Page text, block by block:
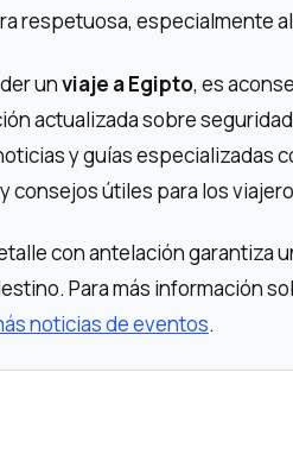
respetuosa, especialmente
unviaje a Egipto, es
actualizada sobre
y guías especializadas
consejos útiles para los
con antelación garantiza
Para más información
noticias de eventos.